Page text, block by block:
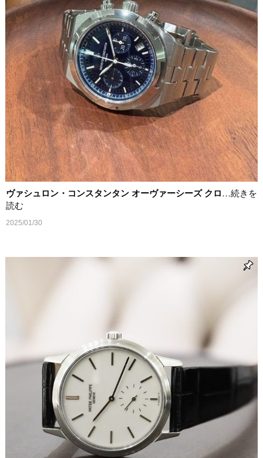
ヴァシュロン・コンスタンタン オーヴァーシーズ クロ…続きを
読む
2025/01/30